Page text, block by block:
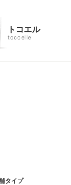
トコエル
tocoelle
タイプ